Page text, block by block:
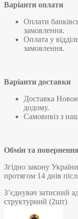
Варіанти оплати
Оплати
замовлення.
Оплата у
замовлення.
Варіанти доставки
Доставка
додому.
Самовивіз з
Обмін та повернення
Згідно закону
протягом 14 днів
З’єднувач затисний
структурний (2шт)